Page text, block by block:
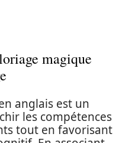
magique
anglais est un
les compétences
tout en favorisant